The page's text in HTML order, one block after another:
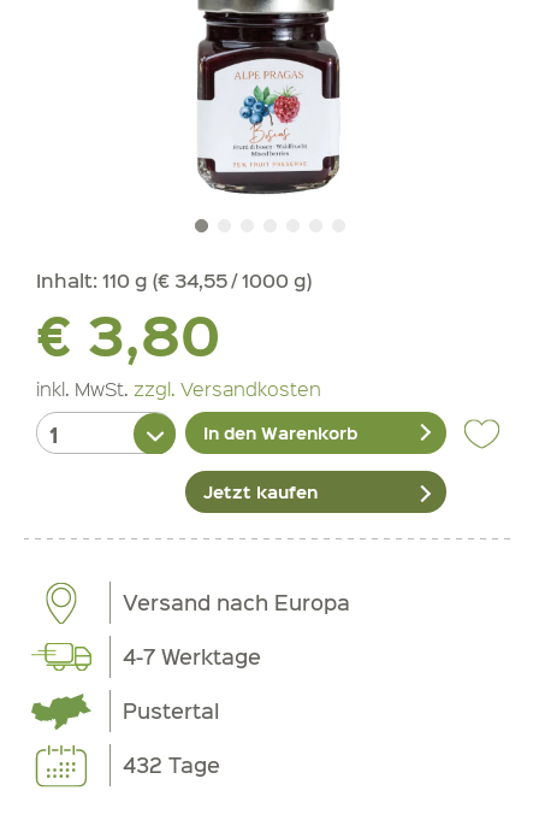
Inhalt: 110 g (€ 34,55 / 1000 g)
€ 3,80
inkl. MwSt. zzgl. Versandkosten
In den Warenkorb
Jetzt kaufen
Versand nach Europa
4-7 Werktage
Pustertal
432 Tage